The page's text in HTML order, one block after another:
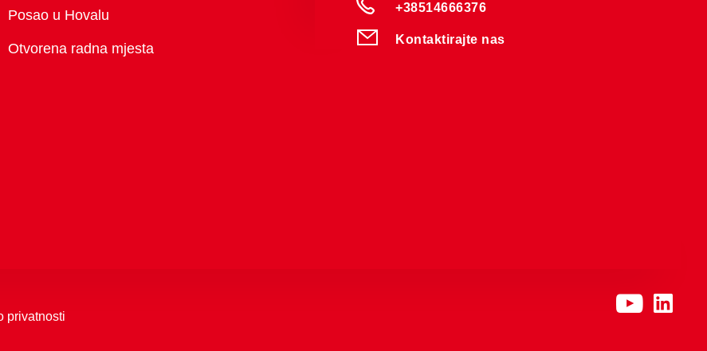
Pregled
Posao u Hovalu
Otvorena radna mjesta
+38514666376
Kontaktirajte nas
privatnosti